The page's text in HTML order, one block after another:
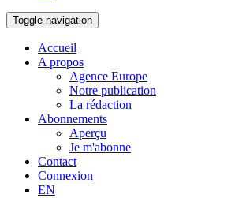
Toggle navigation
Accueil
A propos
Agence Europe
Notre publication
La rédaction
Abonnements
Aperçu
Je m'abonne
Contact
Connexion
EN